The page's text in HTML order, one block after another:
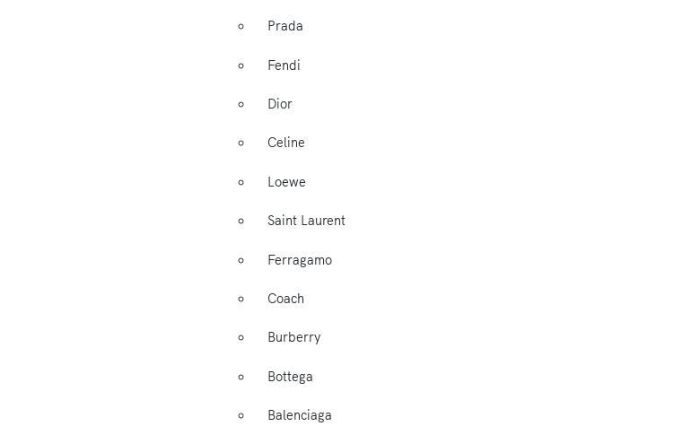
Prada
Fendi
Dior
Celine
Loewe
Saint Laurent
Ferragamo
Coach
Burberry
Bottega
Balenciaga